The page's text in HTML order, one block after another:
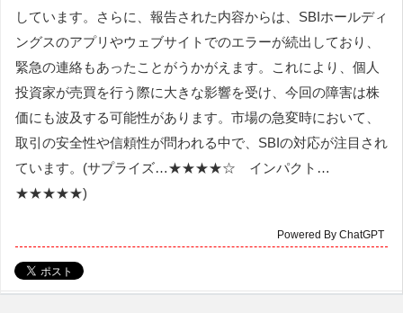
しています。さらに、報告された内容からは、SBIホールディ
ングスのアプリやウェブサイトでのエラーが続出しており、
緊急の連絡もあったことがうかがえます。これにより、個人
投資家が売買を行う際に大きな影響を受け、今回の障害は株
価にも波及する可能性があります。市場の急変時において、
取引の安全性や信頼性が問われる中で、SBIの対応が注目され
ています。(サプライズ…★★★★☆ インパクト…
★★★★★)
Powered By ChatGPT